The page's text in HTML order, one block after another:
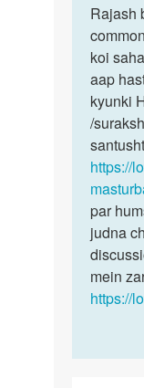
to
G
ha
by
Rajash
bete
aisa
hona
bohot…
Rajash
koi
aap
kyunki
/
https://
par
judna
mein
https://